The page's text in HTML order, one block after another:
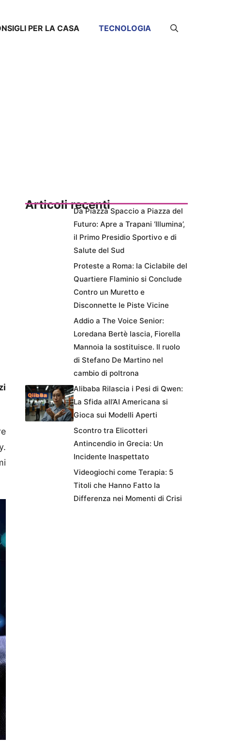
PER LA CASA TECNOLOGIA
Articoli recentiDa Piazza Spaccio a Piazza del
Futuro: Apre a Trapani ‘Illumina’,
il Primo Presidio Sportivo e di
Salute del Sud
Proteste a Roma: la Ciclabile del
Quartiere Flaminio si Conclude
Contro un Muretto e
Disconnette le Piste Vicine
Addio a The Voice Senior:
Loredana Bertè lascia, Fiorella
Mannoia la sostituisce. Il ruolo
di Stefano De Martino nel
cambio di poltrona
Alibaba Rilascia i Pesi di Qwen:
La Sfida all’AI Americana si
Gioca sui Modelli Aperti
Scontro tra Elicotteri
Antincendio in Grecia: Un
Incidente Inaspettato
Videogiochi come Terapia: 5
Titoli che Hanno Fatto la
Differenza nei Momenti di Crisi